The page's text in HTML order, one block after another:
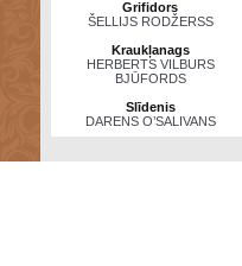
Grifidors
ŠELLIJS RODŽERSS
Kraukļanags
HERBERTS VILBURS
BJŪFORDS
Slīdenis
DARENS O’SALIVANS